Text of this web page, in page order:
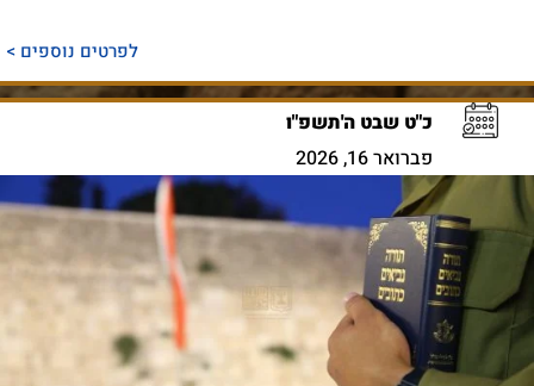
לפרטים נוספים >
כ"ט שבט ה'תשפ"ו
פברואר 16, 2026